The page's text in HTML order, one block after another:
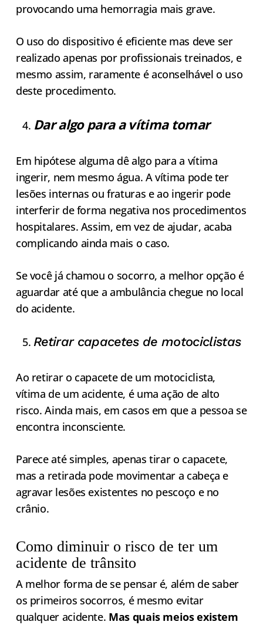
provocando uma hemorragia mais grave.
O uso do dispositivo é eficiente mas deve ser
realizado apenas por profissionais treinados, e
mesmo assim, raramente é aconselhável o uso
deste procedimento.
Dar algo para a vítima tomar
Em hipótese alguma dê algo para a vítima
ingerir, nem mesmo água. A vítima pode ter
lesões internas ou fraturas e ao ingerir pode
interferir de forma negativa nos procedimentos
hospitalares. Assim, em vez de ajudar, acaba
complicando ainda mais o caso.
Se você já chamou o socorro, a melhor opção é
aguardar até que a ambulância chegue no local
do acidente.
Retirar capacetes de motociclistas
Ao retirar o capacete de um motociclista,
vítima de um acidente, é uma ação de alto
risco. Ainda mais, em casos em que a pessoa se
encontra inconsciente.
Parece até simples, apenas tirar o capacete,
mas a retirada pode movimentar a cabeça e
agravar lesões existentes no pescoço e no
crânio.
Como diminuir o risco de ter um
acidente de trânsito
A melhor forma de se pensar é, além de saber
os primeiros socorros, é mesmo evitar
qualquer acidente. Mas quais meios existem